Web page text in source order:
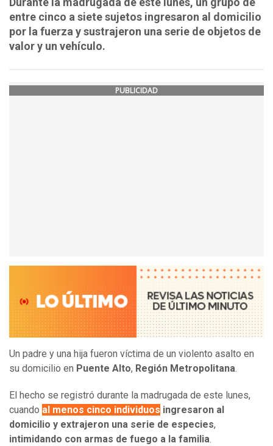
entre cinco a siete sujetos ingresaron al domicilio
por la fuerza y sustrajeron una serie de objetos de
valor y un vehículo.
PUBLICIDAD
Un padre y una hija fueron víctima de un violento asalto en
su domicilio en Puente Alto, Región Metropolitana.
El hecho se registró durante la madrugada de este lunes,
cuando al menos cinco individuos ingresaron al
domicilio y extrajeron una serie de especies,
intimidando con armas de fuego a la familia.